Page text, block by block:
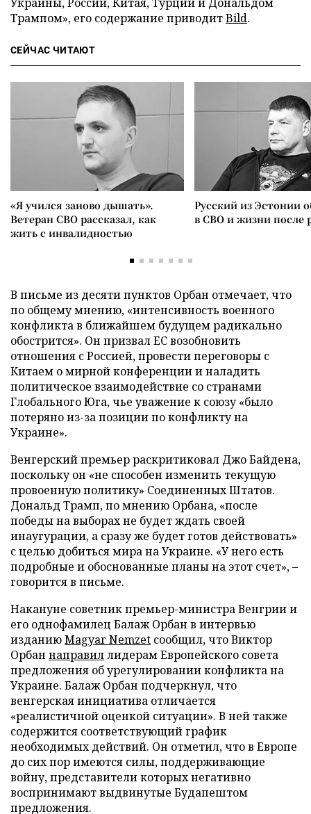
Трампом», его содержание приводитBild.
СЕЙЧАС ЧИТАЮТ
«Я учился заново дышать».
Ветеран СВО рассказал, как
жить с инвалидностью
Русский из Эстонии
в СВО и жизни после
В письме из десяти пунктов Орбан отмечает, что
по общему мнению, «интенсивность военного
конфликта в ближайшем будущем радикально
обострится». Он призвал ЕС возобновить
отношения с Россией, провести переговоры с
Китаем о мирной конференции и наладить
политическое взаимодействие со странами
Глобального Юга, чье уважение к союзу «было
потеряно из-за позиции по конфликту на
Украине».
Венгерский премьер раскритиковал Джо Байдена,
поскольку он «не способен изменить текущую
провоенную политику» Соединенных Штатов.
Дональд Трамп, по мнению Орбана, «после
победы на выборах не будет ждать своей
инаугурации, а сразу же будет готов действовать»
с целью добиться мира на Украине. «У него есть
подробные и обоснованные планы на этот счет», –
говорится в письме.
Накануне советник премьер-министра Венгрии и
его однофамилец Балаж Орбан в интервью
изданиюMagyar Nemzet сообщил, что Виктор
Орбан направиллидерам Европейского совета
предложения об урегулировании конфликта на
Украине. Балаж Орбан подчеркнул, что
венгерская инициатива отличается
«реалистичной оценкой ситуации». В ней также
содержится соответствующий график
необходимых действий. Он отметил, что в Европе
до сих пор имеются силы, поддерживающие
войну, представители которых негативно
воспринимают выдвинутые Будапештом
предложения.